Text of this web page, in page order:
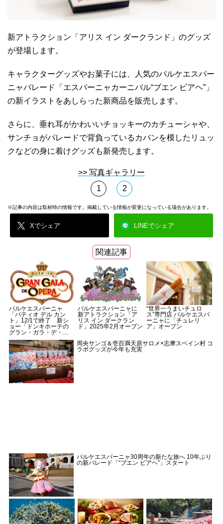
新アトラクション「アリス イン ダークランド」のグッズ
が登場します。
キャラクターグッズやお菓子には、人気のパルケエスパー
ニャパレード「エスパーニャカーニバル“ブエン ビアヘ”」
の新イラストをあしらった新商品を販売します。
さらに、垂れ耳がかわいいチョッキーのカチューシャや、
サンチョがパレードで背負っているカバンを模したリュッ
クなどの身に着けグッズも新発売します。
>> 写真ギャラリー
1
2
※記事の内容は取材時の情報です。掲載している情報が変更になっている場合があります。
Xでシェア LINEでシェア
関連記事
パルケエスパーニャ
「パティオ デル カン
ト」12/1で終了 新シ
ョー「ドンキホーテの
グラン・ガラ・デ・オ
ペラ～帰ってきたテア
トロ・ラ・マンチャ
～」2025年スタート
パルケエスパーニャに
新アトラクション「ア
リス イン ダークラン
ド」2025年2月オープン
“世界一うまいチュロ
ス”専門店 パルケエスパ
ーニャに「チュレリ
ア」オープン
周央サンゴ＆壱百満天原サロメ×志摩スペイン村 コ
ラボグッズが今年も充実
パルケエスパーニャ30周年の新たな旅へ 10年ぶり
の新パレード「“ブエン ビアヘ”」スタート